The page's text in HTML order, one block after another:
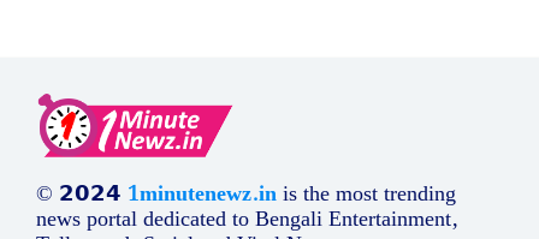
© 𝟮𝟬𝟮𝟰 1minutenewz.inis the most trending
news portal dedicated to Bengali Entertainment,